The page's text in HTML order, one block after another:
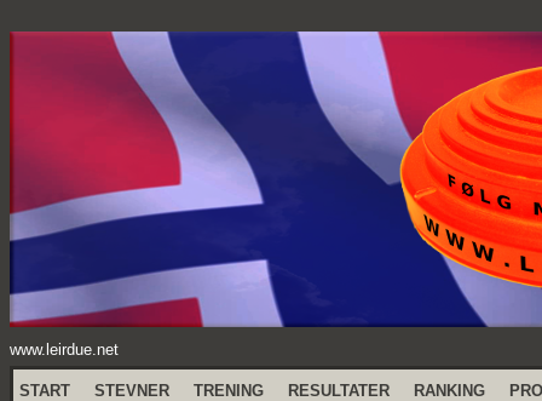
www.leirdue.net
START STEVNER TRENING RESULTATER RANKING